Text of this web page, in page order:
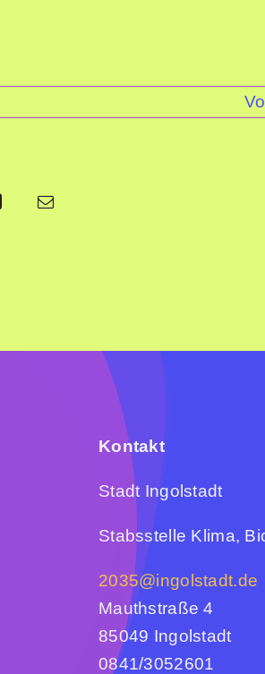
Kontakt
Stadt Ingolstadt
Stabsstelle Klima,
2035@ingolstadt.de
Mauthstraße 4
85049 Ingolstadt
0841/3052601